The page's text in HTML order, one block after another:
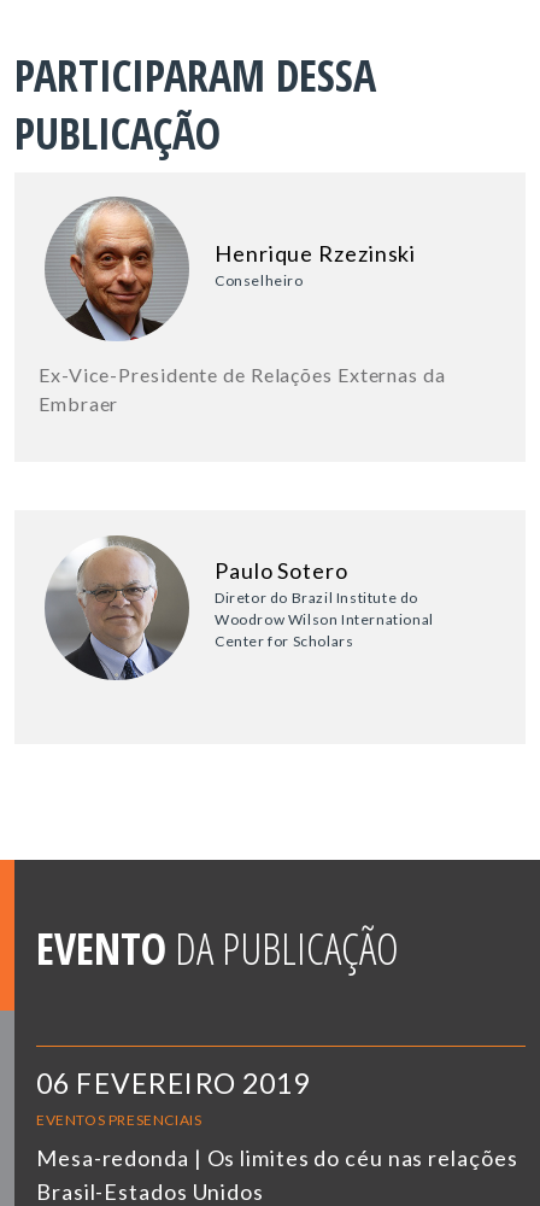
PARTICIPARAM DESSA
PUBLICAÇÃO
Henrique Rzezinski
Conselheiro
Ex-Vice-Presidente de Relações Externas da
Embraer
Paulo Sotero
Diretor do Brazil Institute do
Woodrow Wilson International
Center for Scholars
EVENTO DA PUBLICAÇÃO
06 FEVEREIRO 2019
EVENTOS PRESENCIAIS
Mesa-redonda | Os limites do céu nas relações
Brasil-Estados Unidos